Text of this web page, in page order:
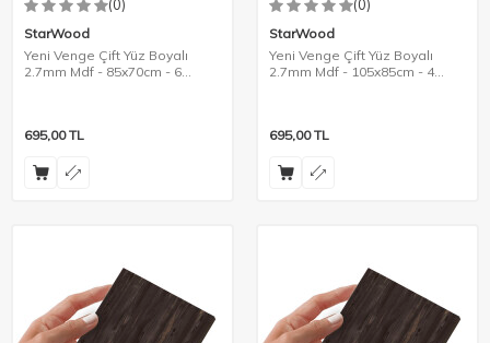
(0)
StarWood
Yeni Venge Çift Yüz Boyalı
2.7mm Mdf - 85x70cm - 6
695,00TL
(0)
StarWood
Yeni Venge Çift Yüz Boyalı
2.7mm Mdf - 105x85cm - 4
695,00TL